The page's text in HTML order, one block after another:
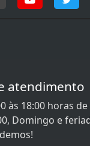
atendimento
às 18:00 horas
Domingo e